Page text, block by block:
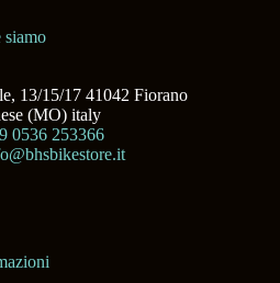
siamo
13/15/17 41042 Fiorano
(MO) italy
0536 253366